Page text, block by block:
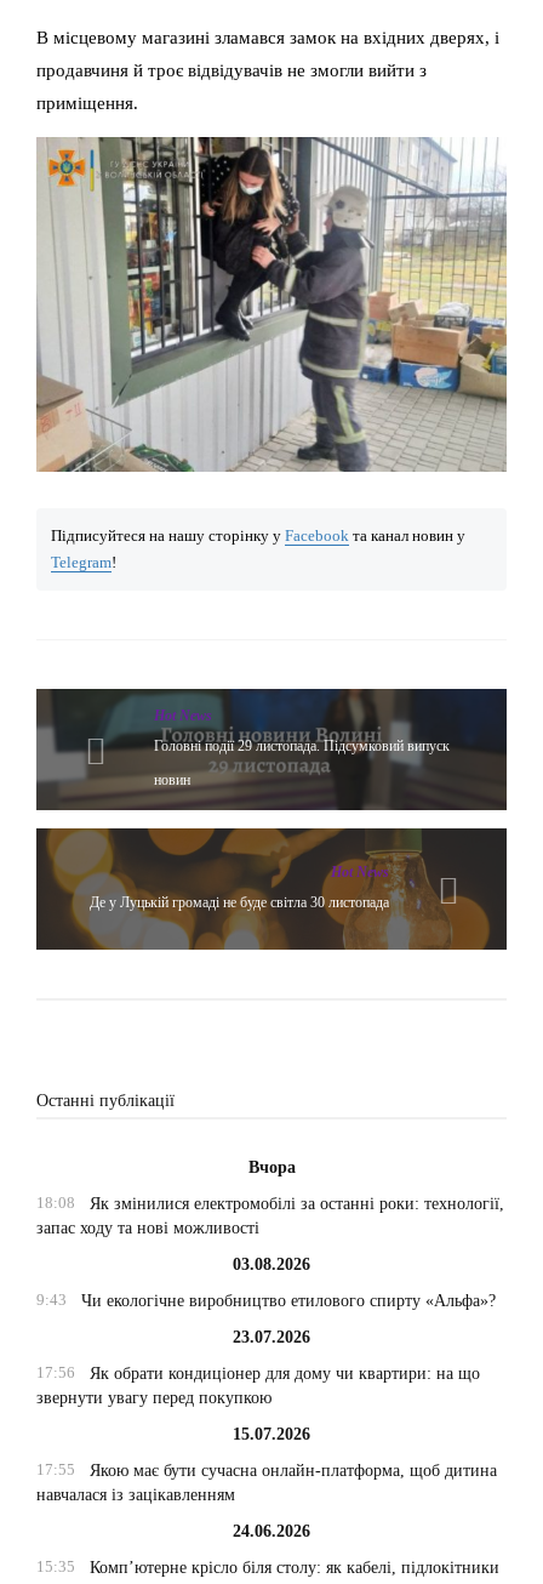
В місцевому магазині зламався замок на вхідних дверях, і
продавчиня й троє відвідувачів не змогли вийти з
приміщення.
Підписуйтеся на нашу сторінку у Facebook та канал новин у
Telegram!
Hot News
Головні події 29 листопада. Підсумковий випуск
новин
Hot News
Де у Луцькій громаді не буде світла 30 листопада
Останні публікації
Вчора
18:08
Як змінилися електромобілі за останні роки: технології,
запас ходу та нові можливості
03.08.2026
9:43
Чи екологічне виробництво етилового спирту «Альфа»?
23.07.2026
17:56
Як обрати кондиціонер для дому чи квартири: на що
звернути увагу перед покупкою
15.07.2026
17:55
Якою має бути сучасна онлайн-платформа, щоб дитина
навчалася із зацікавленням
24.06.2026
15:35
Комп’ютерне крісло біля столу: як кабелі, підлокітники